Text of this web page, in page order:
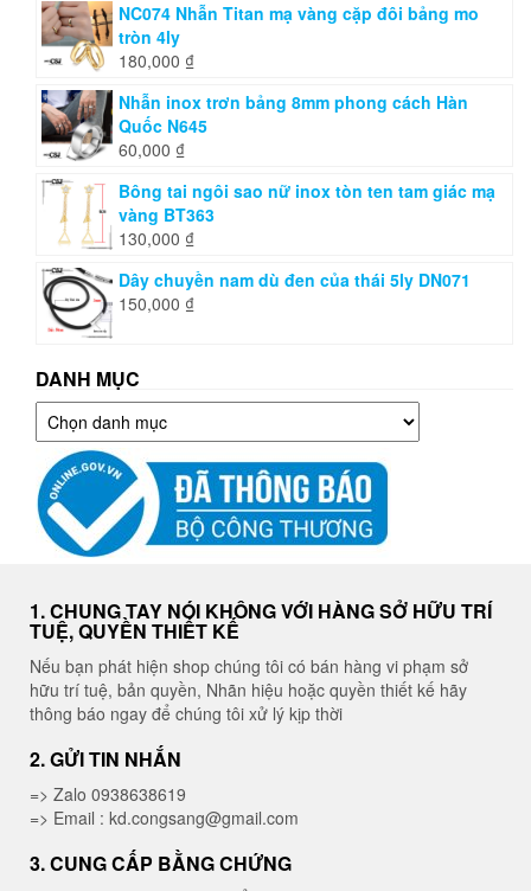
NC074 Nhẫn Titan mạ vàng cặp đôi bảng mo
tròn 4ly
180,000 ₫
Nhẫn inox trơn bảng 8mm phong cách Hàn
Quốc N645
60,000 ₫
Bông tai ngôi sao nữ inox tòn ten tam giác mạ
vàng BT363
130,000 ₫
Dây chuyền nam dù đen của thái 5ly DN071
150,000 ₫
DANH MỤC
Danh
mục
1. CHUNG TAY NÓI KHÔNG VỚI HÀNG SỞ HỮU TRÍ
TUỆ, QUYỀN THIẾT KẾ
Nếu bạn phát hiện shop chúng tôi có bán hàng vi phạm sở
hữu trí tuệ, bản quyền, Nhãn hiệu hoặc quyền thiết kế hãy
thông báo ngay để chúng tôi xử lý kịp thời
2. GỬI TIN NHẮN
=> Zalo 0938638619
=> Email : kd.congsang@gmail.com
3. CUNG CẤP BẰNG CHỨNG